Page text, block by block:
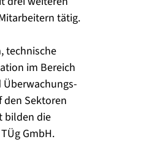
tätig.
technische
im Bereich
Sektoren
bilden die
GmbH.